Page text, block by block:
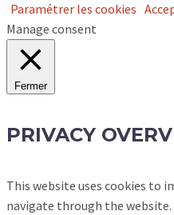
Paramétrer les cookies
Manage consent
Fermer
PRIVACY
This website uses cookies to
navigate through the